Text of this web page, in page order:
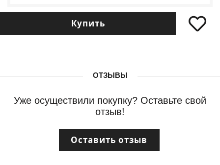
Купить
ОТЗЫВЫ
Уже осуществили покупку? Оставьте свой
отзыв!
Оставить отзыв